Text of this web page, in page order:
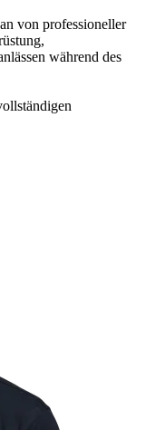
von professioneller
während des